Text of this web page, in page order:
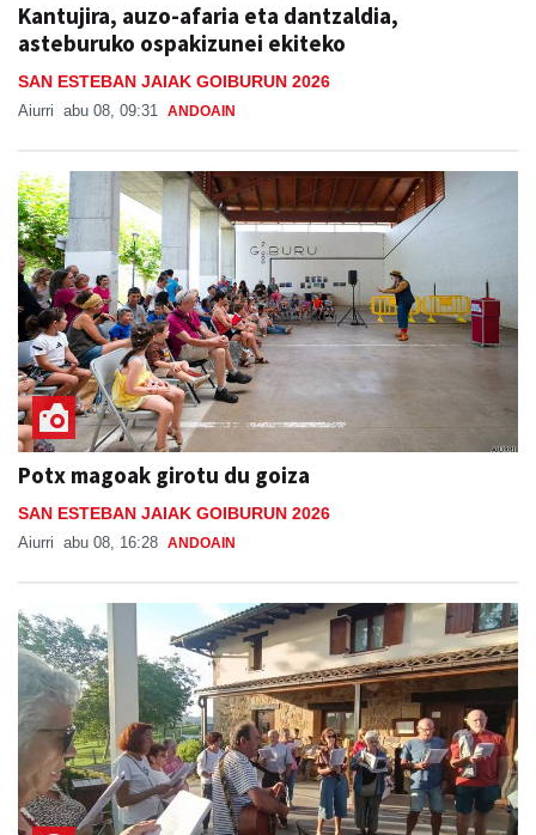
Kantujira, auzo-afaria eta dantzaldia,
asteburuko ospakizunei ekiteko
SAN ESTEBAN JAIAK GOIBURUN 2026
Aiurri abu 08, 09:31 ANDOAIN
Potx magoak girotu du goiza
SAN ESTEBAN JAIAK GOIBURUN 2026
Aiurri abu 08, 16:28 ANDOAIN